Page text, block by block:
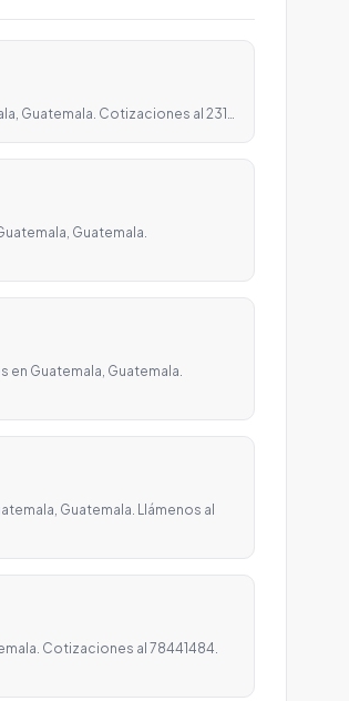
Guatemala. Cotizaciones al 231…
Guatemala.
Guatemala, Guatemala.
Guatemala. Llámenos al
Cotizaciones al 78441484.